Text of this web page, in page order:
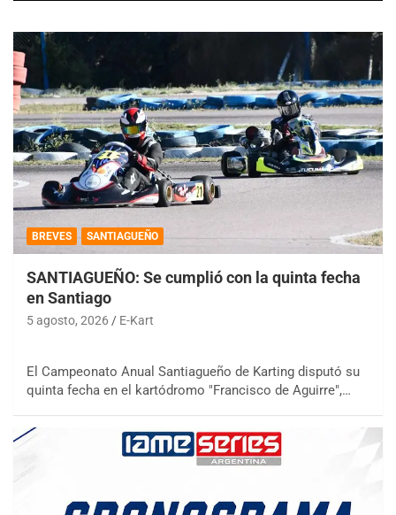
BREVES SANTIAGUEÑO
SANTIAGUEÑO: Se cumplió con la quinta fecha
en Santiago
5 agosto, 2026 E-Kart
El Campeonato Anual Santiagueño de Karting disputó su
quinta fecha en el kartódromo "Francisco de Aguirre",…